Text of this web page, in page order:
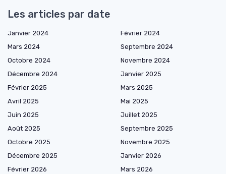
Les articles par date
Janvier 2024
Février 2024
Mars 2024
Septembre 2024
Octobre 2024
Novembre 2024
Décembre 2024
Janvier 2025
Février 2025
Mars 2025
Avril 2025
Mai 2025
Juin 2025
Juillet 2025
Août 2025
Septembre 2025
Octobre 2025
Novembre 2025
Décembre 2025
Janvier 2026
Février 2026
Mars 2026